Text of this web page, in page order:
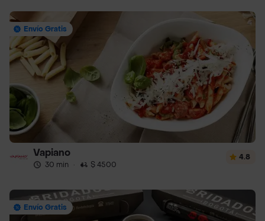
Envío Gratis
Vapiano
30 min · $ 4500
4.8
Envío Gratis